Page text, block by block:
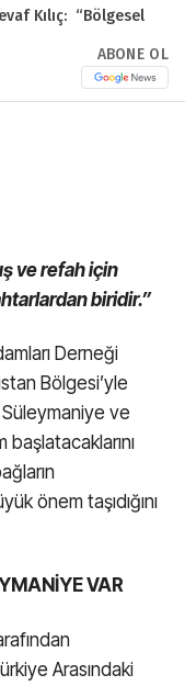
ABONE OL
ve refah için
biridir.”
Derneği
Bölgesi’yle
Süleymaniye ve
önem taşıdığını
VAR
Arasındaki